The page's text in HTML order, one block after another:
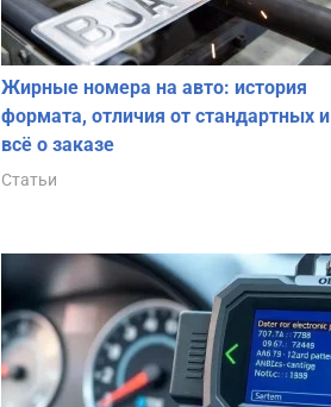
Жирные номера на авто: история
формата, отличия от стандартных и
всё о заказе
Статьи